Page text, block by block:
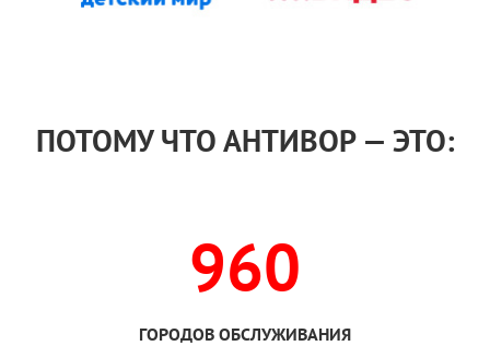
ПОТОМУ ЧТО АНТИВОР — ЭТО:
960
ГОРОДОВ ОБСЛУЖИВАНИЯ